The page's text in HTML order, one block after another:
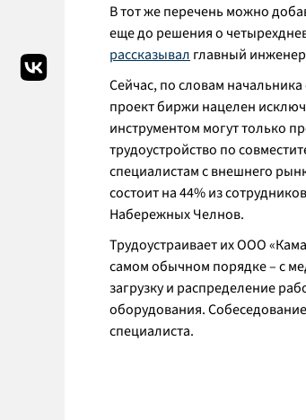
В тот же перечень можно
еще до решения о
рассказывал главный
Сейчас, по словам
проект биржи нацелен
инструментом могут только
трудоустройство по
специалистам с внешнего
состоит на 44% из
Набережных Челнов.
Трудоустраивает их ООО
самом обычном порядке – с
загрузку и распределение
оборудования.
специалиста.